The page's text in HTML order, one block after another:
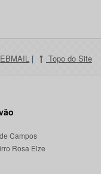
| Topo do Site
Campos
Rosa Elze